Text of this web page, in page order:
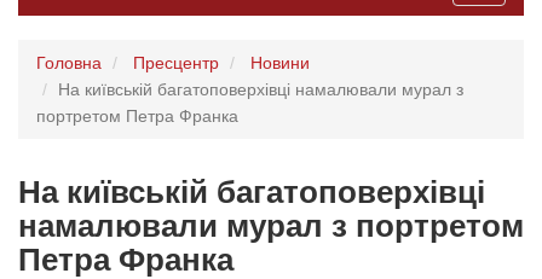
Головна Пресцентр
Новини
На київській багатоповерхівці намалювали мурал з
портретом Петра Франка
На київській багатоповерхівці
намалювали мурал з портретом
Петра Франка